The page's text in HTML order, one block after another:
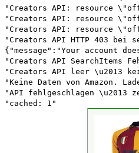
"Creators API: resource
"Creators API: resource
"Creators API: resource
"Creators API HTTP 403 bei
{"message":"Your account
"Creators API SearchItems
"Creators API leer \u2013
"Keine Daten von Amazon.
"API fehlgeschlagen \u2013
"cached: 1"